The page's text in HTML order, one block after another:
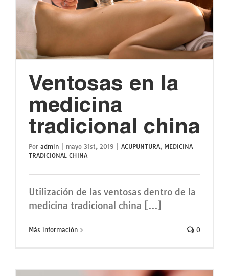
Ventosas en la
medicina
tradicional china
Por admin mayo 31st, 2019 ACUPUNTURA, MEDICINA
TRADICIONAL CHINA
Utilización de las ventosas dentro de la
medicina tradicional china [...]
Más información 0